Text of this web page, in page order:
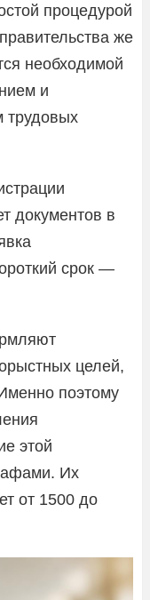
процедурой
же
необходимой
и
трудовых
документов в
срок —
целей,
поэтому
этой
Их
от 1500 до